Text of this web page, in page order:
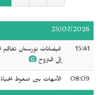
25/07/2026
15:41
فيضانات نورستان تفاقم
إلى النزوح
08:09 الأمهات بين ضغوط